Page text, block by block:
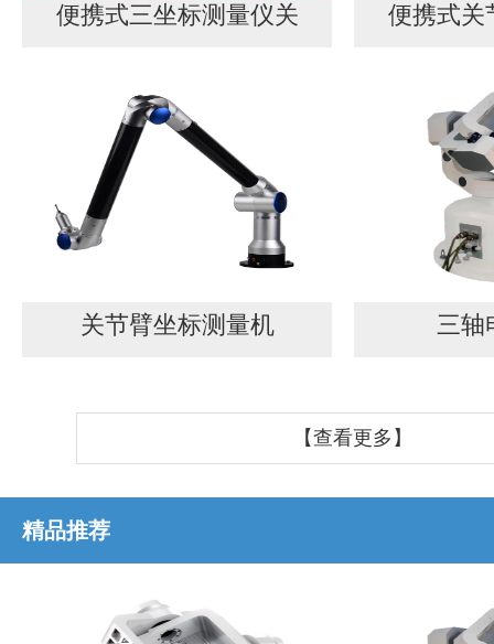
便携式三坐标测量仪关 便携式关
关节臂坐标测量机 三轴
【查看更多】
精品推荐